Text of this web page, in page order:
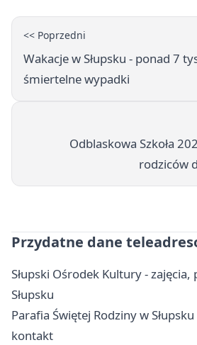
<< Poprzedni
Wakacje w Słupsku - ponad 7
śmiertelne wypadki
Odblaskowa Szkoła
rodziców
Przydatne dane
Słupski Ośrodek Kultury -
Słupsku
Parafia Świętej Rodziny w
kontakt